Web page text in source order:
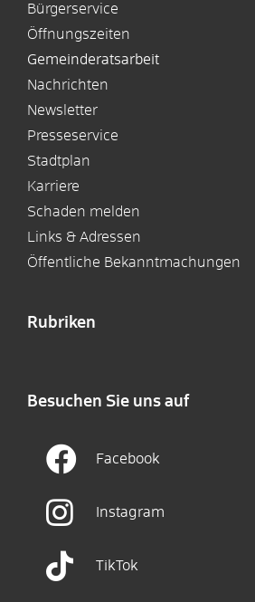
Bürgerservice
Öffnungszeiten
Gemeinderatsarbeit
Nachrichten
Newsletter
Presseservice
Stadtplan
Karriere
Schaden melden
Links & Adressen
Öffentliche Bekanntmachungen
Rubriken
Besuchen Sie uns auf
Facebook
Instagram
TikTok